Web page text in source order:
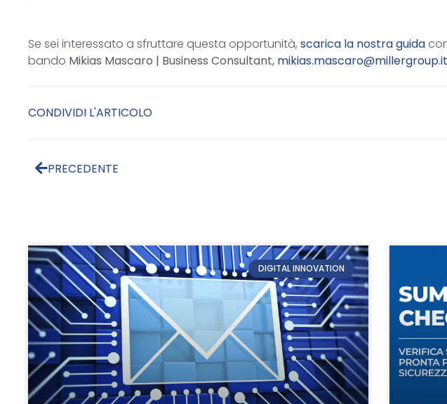
Se sei interessato a sfruttare questa opportunità,scarica la nostra guida
bando Mikias Mascaro | Business Consultant, mikias.mascaro@millergroup.it
CONDIVIDI L'ARTICOLO
PRECEDENTE
DIGITAL INNOVATION